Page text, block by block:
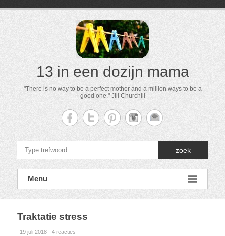
13 in een dozijn mama
"There is no way to be a perfect mother and a million ways to be a
good one." Jill Churchill
zoek
Menu
Traktatie stress
19 juli 2018 4 reacties